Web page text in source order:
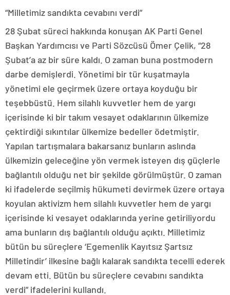
“Milletimiz sandıkta cevabını verdi”
28 Şubat süreci hakkında konuşan AK Parti Genel
Başkan Yardımcısı ve Parti Sözcüsü Ömer Çelik, “28
Şubat’a az bir süre kaldı. O zaman buna postmodern
darbe demişlerdi. Yönetimi bir tür kuşatmayla
yönetimi ele geçirmek üzere ortaya koyduğu bir
teşebbüstü. Hem silahlı kuvvetler hem de yargı
içerisinde ki bir takım vesayet odaklarının ülkemize
çektirdiği sıkıntılar ülkemize bedeller ödetmiştir.
Yapılan tartışmalara bakarsanız bunların aslında
ülkemizin geleceğine yön vermek isteyen dış güçlerle
bağlantılı olduğu net bir şekilde görülmüştür. O zaman
ki ifadelerde seçilmiş hükumeti devirmek üzere ortaya
koyulan aktivizm hem silahlı kuvvetler hem de yargı
içerisinde ki vesayet odaklarında yerine getiriliyordu
ama bunların dış bağlantılı olduğu açıktı. Milletimiz
bütün bu süreçlere ‘Egemenlik Kayıtsız Şartsız
Milletindir’ ilkesine bağlı kalarak sandıkta tecelli ederek
devam etti. Bütün bu süreçlere cevabını sandıkta
verdi” ifadelerini kullandı.